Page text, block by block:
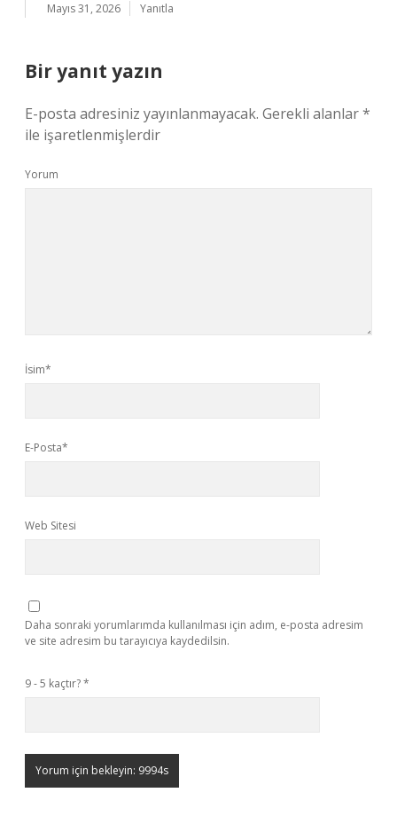
Mayıs 31, 2026 Yanıtla
Bir yanıt yazın
E-posta adresiniz yayınlanmayacak. Gerekli alanlar*
ile işaretlenmişlerdir
Yorum
İsim*
E-Posta*
Web Sitesi
Daha sonraki yorumlarımda kullanılması için adım, e-posta adresim
ve site adresim bu tarayıcıya kaydedilsin.
9 - 5 kaçtır?*